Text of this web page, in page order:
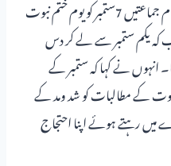
چیمہ نے کہا کہ ختم نبوت کے محاذ کی تمام جماعتیں 7ستمبر کو یوم ختم نبوت
یکم ستمبر سے لے کر دس
انہوں نے کہا کہ ستمبر کے
کے مطالبات کو شد ومد کے
میں رہتے ہوئے اپنا احتجاج